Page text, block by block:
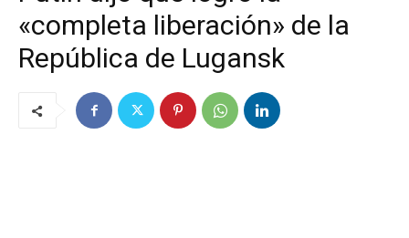
«completa liberación» de la
República de Lugansk